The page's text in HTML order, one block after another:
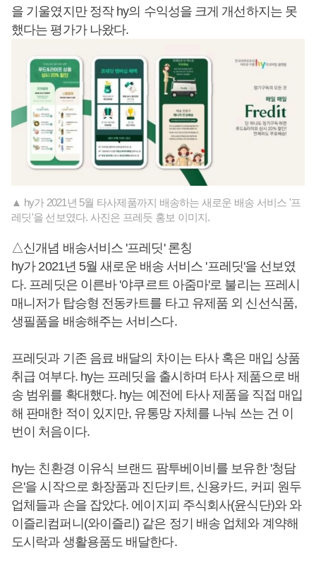
을 기울였지만 정작 hy의 수익성을 크게 개선하지는 못
했다는 평가가 나왔다.
▲ hy가 2021년 5월 타사제품까지 배송하는 새로운 배송 서비스 '프
레딧'을 선보였다. 사진은 프레듯 홍보 이미지.
△신개념 배송서비스 '프레딧' 론칭
hy가 2021년 5월 새로운 배송 서비스 '프레딧'을 선보였
다. 프레딧은 이른바 '야쿠르트 아줌마'로 불리는 프레시
매니저가 탑승형 전동카트를 타고 유제품 외 신선식품,
생필품을 배송해주는 서비스다.
프레딧과 기존 음료 배달의 차이는 타사 혹은 매입 상품
취급 여부다. hy는 프레딧을 출시하며 타사 제품으로 배
송 범위를 확대했다. hy는 예전에 타사 제품을 직접 매입
해 판매한 적이 있지만, 유통망 자체를 나눠 쓰는 건 이
번이 처음이다.
hy는 친환경 이유식 브랜드 팜투베이비를 보유한 '청담
은'을 시작으로 화장품과 진단키트, 신용카드, 커피 원두
업체들과 손을 잡았다. 에이지피 주식회사(윤식단)와 와
이즐리컴퍼니(와이즐리) 같은 정기 배송 업체와 계약해
도시락과 생활용품도 배달한다.